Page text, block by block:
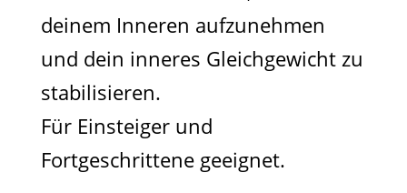
deinem Inneren aufzunehmen
und dein inneres Gleichgewicht zu
stabilisieren.
Für Einsteiger und
Fortgeschrittene geeignet.